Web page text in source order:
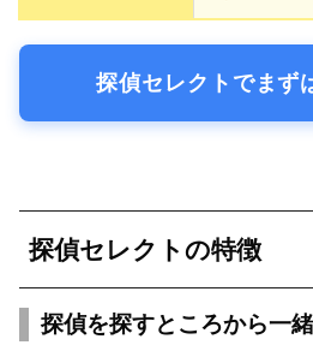
探偵セレクトでまず
探偵セレクトの特徴
探偵を探すところから一緒